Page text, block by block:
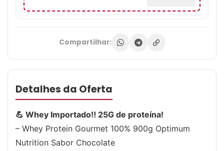
Compartilhar:
Detalhes da Oferta
💪 Whey Importado‼️ 25G de proteína!
– Whey Protein Gourmet 100% 900g Optimum
Nutrition Sabor Chocolate